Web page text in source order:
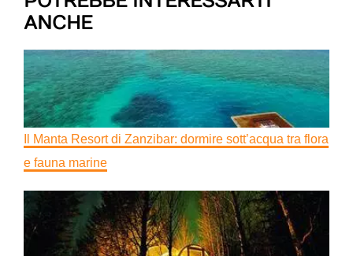
ANCHE
Il Manta Resort di Zanzibar: dormire sott’acqua tra flora
e fauna marine